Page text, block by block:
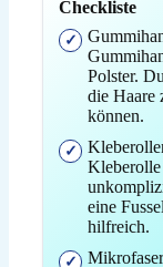
Checkliste
Polster.
die Haare
können.
Kleberolle
eine
hilfreich.